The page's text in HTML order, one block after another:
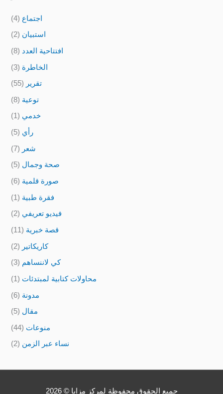
اجتماع (4)
استبيان (2)
افتتاحية العدد (8)
الخاطرة (3)
تقرير (55)
توعية (8)
خدمي (1)
رأي (5)
شعر (7)
صحة وجمال (5)
صورة قلمية (6)
فقرة طبية (1)
فيديو تعريفي (2)
قصة خبرية (11)
كاريكاتير (2)
كي لاننساهم (3)
محاولات كتابية لمبتدئات (1)
مدونة (6)
مقال (5)
منوعات (44)
نساء عبر الزمن (2)
جميع الحقوق محفوظة لمركز مزايا © 2026